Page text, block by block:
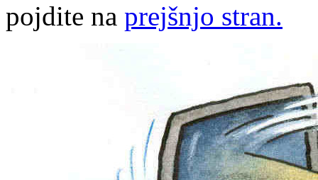
pojdite na prejšnjo stran.